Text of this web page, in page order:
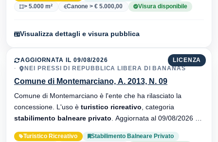
> 5.000 m²
Canone > € 5.000,00 Visura disponibile
Visualizza dettagli e visura pubblica
LICENZA
AGGIORNATA IL 09/08/2026
NEI PRESSI DI REPUBBLICA LIBERA DI BANANAS
Comune di Montemarciano, A. 2013, N. 09
Comune di Montemarciano è l'ente che ha rilasciato la
concessione. L'uso è turistico ricreativo , categoria
stabilimento balneare privato
Turistico Ricreativo
Stabilimento Balneare Privato